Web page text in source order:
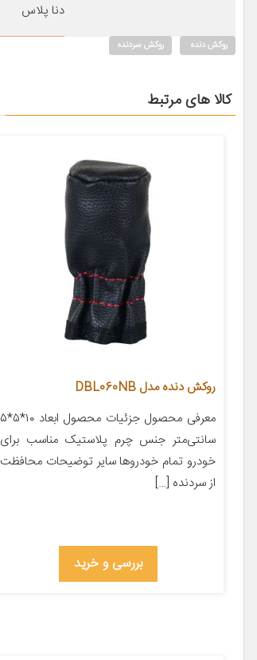
دنا پلاس
روکش دنده روکش سردنده
کالا های مرتبط
روکش دنده مدل DBL060NB
معرفی محصول جزئیات محصول ابعاد ۱۰*۵*۵
سانتی‌متر جنس چرم پلاستیک مناسب برای
خودرو تمام خودروها سایر توضیحات محافظت
از سردنده […]
بررسی و خرید